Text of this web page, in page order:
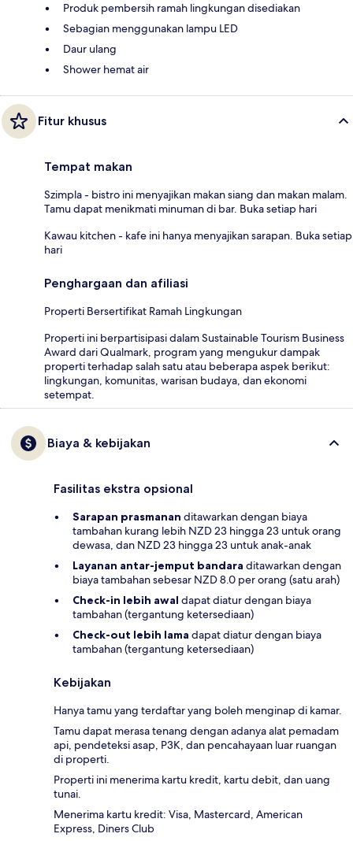
Produk pembersih ramah lingkungan disediakan
Sebagian menggunakan lampu LED
Daur ulang
Shower hemat air
Fitur khusus
Tempat makan
Szimpla - bistro ini menyajikan makan siang dan makan malam.
Tamu dapat menikmati minuman di bar. Buka setiap hari
Kawau kitchen - kafe ini hanya menyajikan sarapan. Buka setiap
hari
Penghargaan dan afiliasi
Properti Bersertifikat Ramah Lingkungan
Properti ini berpartisipasi dalam Sustainable Tourism Business
Award dari Qualmark, program yang mengukur dampak
properti terhadap salah satu atau beberapa aspek berikut:
lingkungan, komunitas, warisan budaya, dan ekonomi
setempat.
Biaya & kebijakan
Fasilitas ekstra opsional
Sarapan prasmanan ditawarkan dengan biaya
tambahan kurang lebih NZD 23 hingga 23 untuk orang
dewasa, dan NZD 23 hingga 23 untuk anak-anak
Layanan antar-jemput bandara ditawarkan dengan
biaya tambahan sebesar NZD 8.0 per orang (satu arah)
Check-in lebih awal dapat diatur dengan biaya
tambahan (tergantung ketersediaan)
Check-out lebih lama dapat diatur dengan biaya
tambahan (tergantung ketersediaan)
Kebijakan
Hanya tamu yang terdaftar yang boleh menginap di kamar.
Tamu dapat merasa tenang dengan adanya alat pemadam
api, pendeteksi asap, P3K, dan pencahayaan luar ruangan
di properti.
Properti ini menerima kartu kredit, kartu debit, dan uang
tunai.
Menerima kartu kredit: Visa, Mastercard, American
Express, Diners Club